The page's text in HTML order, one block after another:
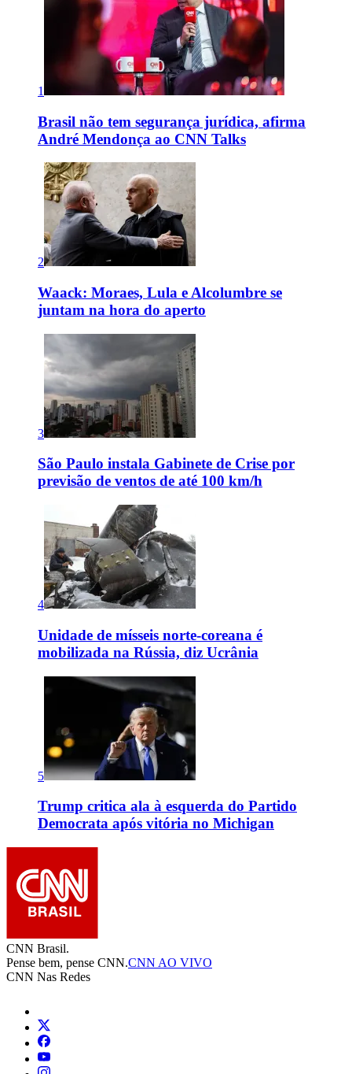
1
Brasil não tem segurança jurídica, afirma
André Mendonça ao CNN Talks
2
Waack: Moraes, Lula e Alcolumbre se
juntam na hora do aperto
3
São Paulo instala Gabinete de Crise por
previsão de ventos de até 100 km/h
4
Unidade de mísseis norte-coreana é
mobilizada na Rússia, diz Ucrânia
5
Trump critica ala à esquerda do Partido
Democrata após vitória no Michigan
CNN Brasil.
Pense bem, pense CNN.CNN AO VIVO
CNN Nas Redes